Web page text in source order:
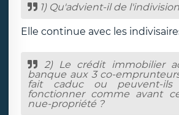
1) Qu'advient-il de
Elle continue avec les
2) Le crédit immobilier
banque aux 3 co-
fait caduc ou peuvent-
fonctionner comme avant
nue-propriété ?